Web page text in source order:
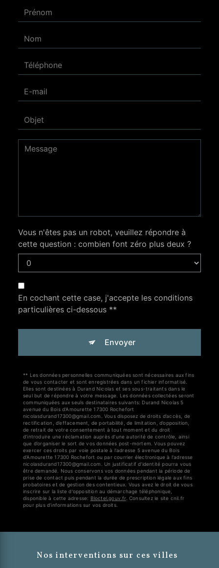
Vous n'êtes pas un robot, veuillez répondre à
cette question : combien font zéro plus deux ?
En cochant cette case, j'accepte les conditions
particulières ci-dessous **
Envoyer
** Les données personnelles communiquées sont nécessaires aux fins
de vous contacter et sont enregistrées dans un fichier informatisé.
Elles sont destinées à Durand Nicolas et ses sous-traitants dans le
seul but de répondre à votre message. Les données collectées seront
communiquées aux seuls destinataires suivants: Durand Nicolas 5
avenue du Bois d'Amourette 17300 Rochefort
nicolasdurand17300@gmail.com. Vous disposez de droits d’accès, de
rectification, d’effacement, de portabilité, de limitation, d’opposition,
de retrait de votre consentement à tout moment et du droit
d’introduire une réclamation auprès d’une autorité de contrôle, ainsi
que d’organiser le sort de vos données post-mortem. Vous pouvez
exercer ces droits par voie postale à l'adresse 5 avenue du Bois
d'Amourette 17300 Rochefort ou par courrier électronique à l'adresse
nicolasdurand17300@gmail.com. Un justificatif d'identité pourra vous
être demandé. Nous conservons vos données pendant la période de
prise de contact puis pendant la durée de prescription légale aux fins
probatoires et de gestion des contentieux. Vous avez le droit de vous
inscrire sur la liste d'opposition au démarchage téléphonique,
disponible à cette adresse: Bloctel.gouv.fr. Consultez le site cnil.fr
pour plus d’informations sur vos droits.
Nos interventions sur ces villes